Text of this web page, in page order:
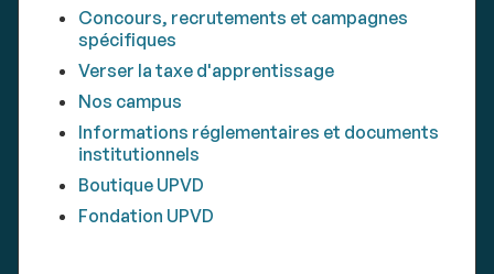
Concours, recrutements et campagnes
spécifiques
Verser la taxe d'apprentissage
Nos campus
Informations réglementaires et documents
institutionnels
Boutique UPVD
Fondation UPVD